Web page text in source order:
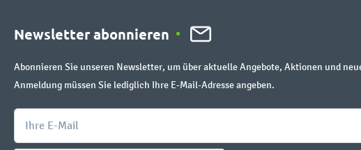
Newsletter abonnieren
Abonnieren Sie unseren Newsletter, um über aktuelle Angebote, Aktionen und
Anmeldung müssen Sie lediglich Ihre E-Mail-Adresse angeben.